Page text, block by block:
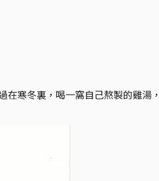
寒冬裏，喝一窩自己熬製的雞湯